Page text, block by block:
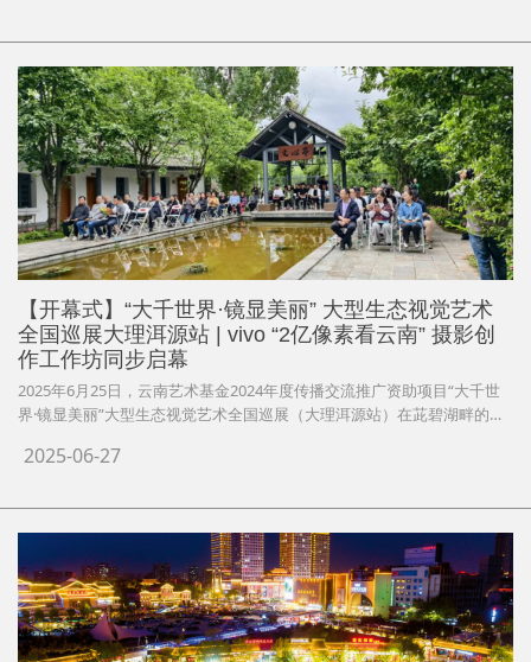
步，旨在培养具备全媒体视野、掌握前沿影像技术、勇担文化传承创新使
命的复合型卓越人才。
【开幕式】“大千世界·镜显美丽” 大型生态视觉艺术
全国巡展大理洱源站 | vivo “2亿像素看云南” 摄影创
作工作坊同步启幕
2025年6月25日，云南艺术基金2024年度传播交流推广资助项目“大千世
界·镜显美丽”大型生态视觉艺术全国巡展（大理洱源站）在茈碧湖畔的洱
态主题摄影创作工作坊，以影像艺术为媒，向世界展示云南生态文明建设
2025-06-27